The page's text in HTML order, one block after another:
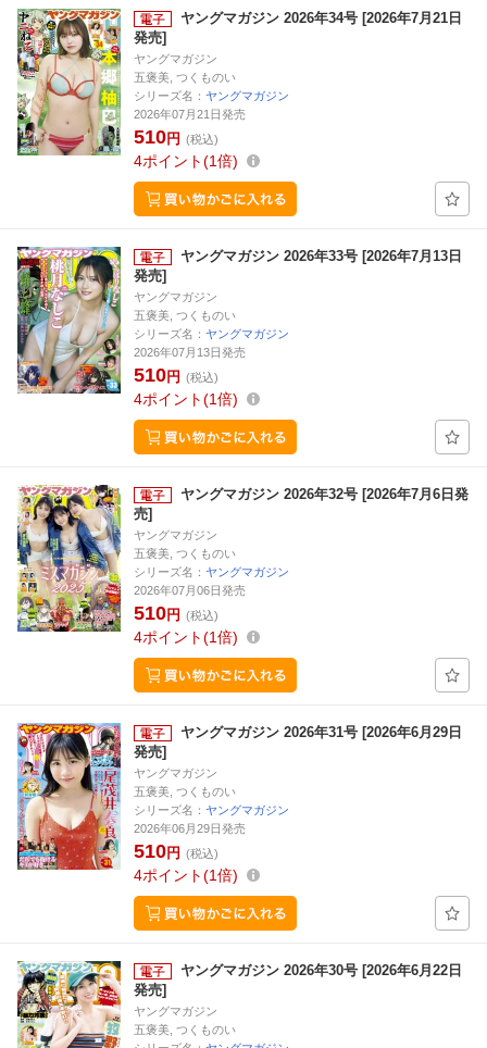
ヤングマガジン 2026年34号 [2026年7月21日
発売]
ヤングマガジン
五褒美, つくものい
シリーズ名： ヤングマガジン
2026年07月21日発売
510円 (税込)
4ポイント 1倍
ヤングマガジン 2026年33号 [2026年7月13日
発売]
ヤングマガジン
五褒美, つくものい
シリーズ名： ヤングマガジン
2026年07月13日発売
510円 (税込)
4ポイント 1倍
ヤングマガジン 2026年32号 [2026年7月6日発
売]
ヤングマガジン
五褒美, つくものい
シリーズ名： ヤングマガジン
2026年07月06日発売
510円 (税込)
4ポイント 1倍
ヤングマガジン 2026年31号 [2026年6月29日
発売]
ヤングマガジン
五褒美, つくものい
シリーズ名： ヤングマガジン
2026年06月29日発売
510円 (税込)
4ポイント 1倍
ヤングマガジン 2026年30号 [2026年6月22日
発売]
ヤングマガジン
五褒美, つくものい